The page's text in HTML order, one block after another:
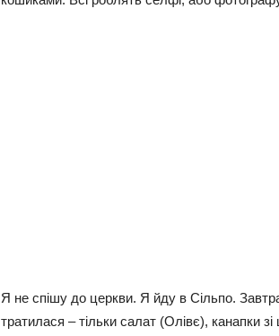
Я не спішу до церкви. Я йду в Сільпо.
тратилася – тільки салат (Олівє), канапки зі